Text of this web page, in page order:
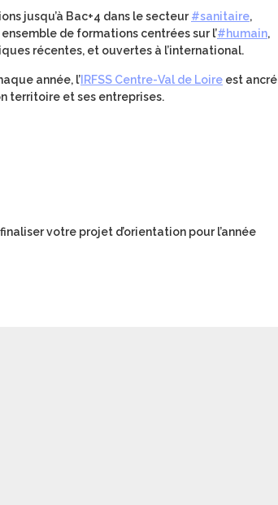
jusqu’à Bac+4 dans le secteur#sanitaire,
de formations centrées sur l’#humain,
récentes, et ouvertes à l’international.
année, l’ IRFSS Centre-Val de Loire est ancré
territoire et ses entreprises.
votre projet d’orientation pour l’année